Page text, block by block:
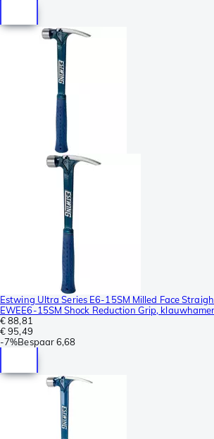
Estwing Ultra Series E6-15SM Milled Face
EWEE6-15SM Shock Reduction Grip,
€ 88,81
€ 95,49
-7%Bespaar6,68